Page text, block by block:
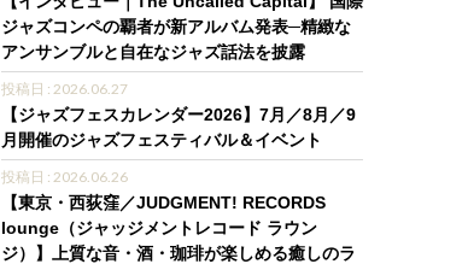
ジャズコンペの覇者が新アルバム発表─精緻な
アンサンブルと自在なジャズ話法を披露
投稿日 : 2026.06.27
【ジャズフェスカレンダー2026】7月／8月／9
月開催のジャズフェスティバル＆イベント
投稿日 : 2026.06.26
【東京・西荻窪／JUDGMENT! RECORDS
lounge（ジャッジメントレコード ラウン
ジ）】上質な音・酒・珈琲が楽しめる癒しのラ